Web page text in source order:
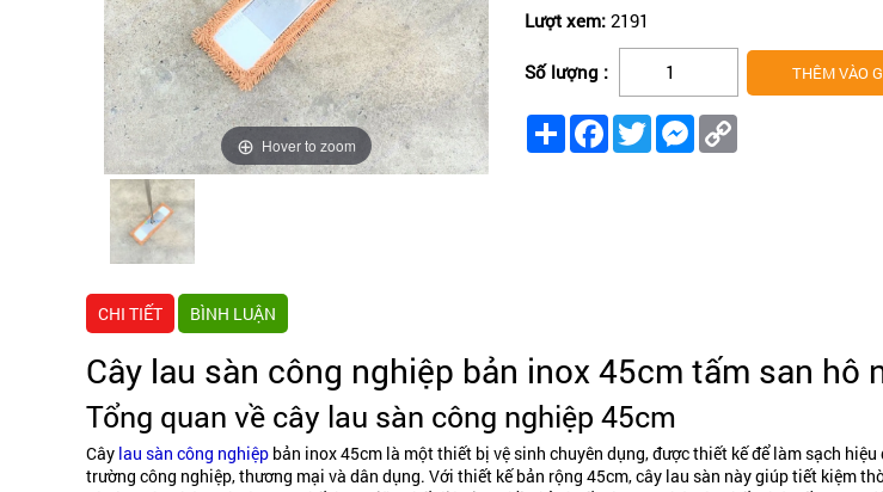
Hover to zoom
Lượt xem: 2191
Số lượng :
Share FacebookTwitterMessenger
CHI TIẾT BÌNH LUẬN
Cây lau sàn công nghiệp bản inox 45cm tấm san hô
Tổng quan về cây lau sàn công nghiệp 45cm
Cây lau sàn công nghiệp bản inox 45cm là một thiết bị vệ sinh chuyên dụng, được thiết kế để làm sạch
trường công nghiệp, thương mại và dân dụng. Với thiết kế bản rộng 45cm, cây lau sàn này giúp tiết kiệm